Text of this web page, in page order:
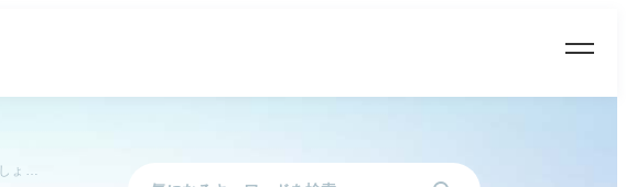
営業から転職する場合、営業以外への転職はどのように進めるべきでしょうか？